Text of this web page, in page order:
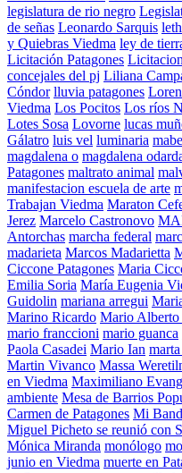
legislatura de rio negro
de señas Leonardo Sarquis
y Quiebras Viedma ley de
Licitación Patagones
concejales del pj Liliana
Cóndor lluvia patagones
Viedma Los Pocitos Los ríos
Lotes Sosa Lovorne lucas
Gálatro luis vel luminaria
magdalena o magdalena
Patagones maltrato animal
manifestacion escuela de arte
Trabajan Viedma Maraton
Jerez Marcelo Castronovo
Antorchas marcha federal
madarieta Marcos Madarietta
Ciccone Patagones Maria
Emilia Soria María Eugenia
Guidolin mariana arregui
Marino Ricardo Mario Alberto
mario franccioni mario guanca
Paola Casadei Mario Ian
Martin Vivanco Massa
en Viedma Maximiliano
ambiente Mesa de Barrios
Carmen de Patagones Mi
Miguel Picheto se reunió con
Mónica Miranda monólogo
junio en Viedma muerte en